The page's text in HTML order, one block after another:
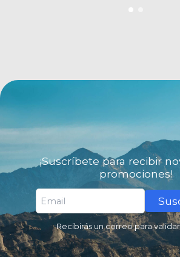
¡Suscríbete para recibir
promociones!
Recibirás un correo para